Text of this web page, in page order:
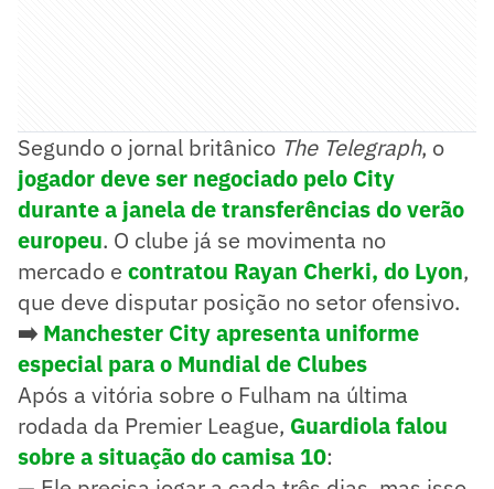
Segundo o jornal britânico The Telegraph, o
jogador deve ser negociado pelo City
durante a janela de transferências do verão
europeu. O clube já se movimenta no
mercado e contratou Rayan Cherki, do Lyon,
que deve disputar posição no setor ofensivo.
➡️ Manchester City apresenta uniforme
especial para o Mundial de Clubes
Após a vitória sobre o Fulham na última
rodada da Premier League, Guardiola falou
sobre a situação do camisa 10: